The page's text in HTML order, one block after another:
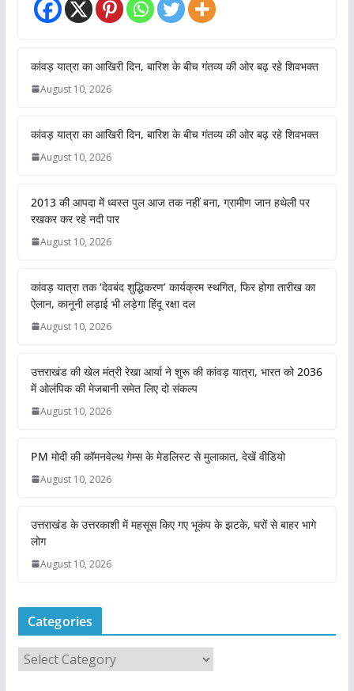
कांवड़ यात्रा का आखिरी दिन, बारिश के बीच गंतव्य की ओर बढ़ रहे शिवभक्त
August 10, 2026
कांवड़ यात्रा का आखिरी दिन, बारिश के बीच गंतव्य की ओर बढ़ रहे शिवभक्त
August 10, 2026
2013 की आपदा में ध्वस्त पुल आज तक नहीं बना, ग्रामीण जान हथेली पर
रखकर कर रहे नदी पार
August 10, 2026
कांवड़ यात्रा तक ‘देवबंद शुद्धिकरण’ कार्यक्रम स्थगित, फिर होगा तारीख का
ऐलान, कानूनी लड़ाई भी लड़ेगा हिंदू रक्षा दल
August 10, 2026
उत्तराखंड की खेल मंत्री रेखा आर्या ने शुरू की कांवड़ यात्रा, भारत को 2036
में ओलंपिक की मेजबानी समेत लिए दो संकल्प
August 10, 2026
PM मोदी की कॉमनवेल्थ गेम्स के मेडलिस्ट से मुलाकात, देखें वीडियो
August 10, 2026
उत्तराखंड के उत्तरकाशी में महसूस किए गए भूकंप के झटके, घरों से बाहर भागे
लोग
August 10, 2026
Categories
a